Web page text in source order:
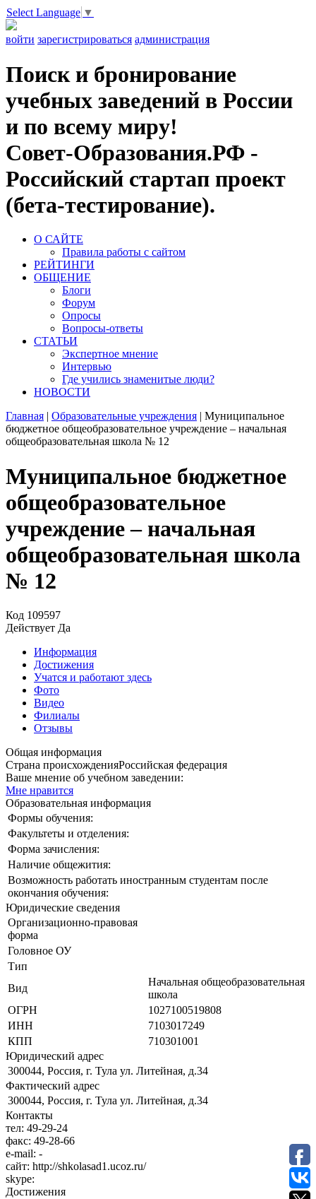
Select Language ▼
войти зарегистрироваться администрация
Поиск и бронирование
учебных заведений в России
и по всему миру!
Совет-Образования.РФ -
Российский стартап проект
(бета-тестирование).
О САЙТЕ
Правила работы с сайтом
РЕЙТИНГИ
ОБЩЕНИЕ
Блоги
Форум
Опросы
Вопросы-ответы
СТАТЬИ
Экспертное мнение
Интервью
Где учились знаменитые люди?
НОВОСТИ
Главная | Образовательные учреждения | Муниципальное
бюджетное общеобразовательное учреждение – начальная
общеобразовательная школа № 12
Муниципальное бюджетное
общеобразовательное
учреждение – начальная
общеобразовательная школа
№ 12
Код 109597
Действует Да
Информация
Достижения
Учатся и работают здесь
Фото
Видео
Филиалы
Отзывы
Общая информация
Страна происхожденияРоссийская федерация
Ваше мнение об учебном заведении:
Мне нравится
Образовательная информация
Формы обучения:
Факультеты и отделения:
Форма зачисления:
Наличие общежития:
Возможность работать иностранным студентам после
окончания обучения:
Юридические сведения
Организационно-правовая
форма
Головное ОУ
Тип
Вид
Начальная общеобразовательная
школа
ОГРН
1027100519808
ИНН
7103017249
КПП
710301001
Юридический адрес
300044, Россия, г. Тула ул. Литейная, д.34
Фактический адрес
300044, Россия, г. Тула ул. Литейная, д.34
Контакты
тел: 49-29-24
факс: 49-28-66
e-mail: -
сайт: http://shkolasad1.ucoz.ru/
skype:
Достижения